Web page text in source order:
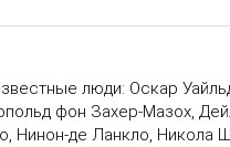
люди: Оскар
фон Захер-Мазох,
Нинон-де Ланкло, Никола